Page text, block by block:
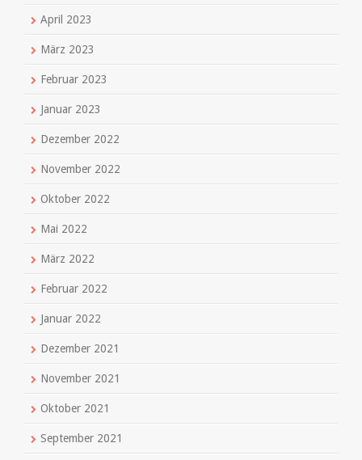
April 2023
März 2023
Februar 2023
Januar 2023
Dezember 2022
November 2022
Oktober 2022
Mai 2022
März 2022
Februar 2022
Januar 2022
Dezember 2021
November 2021
Oktober 2021
September 2021